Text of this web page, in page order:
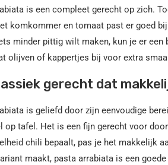
is een compleet gerecht op zich.
komkommer en tomaat past er goed
minder pittig wilt maken, kun je er
olijven of kappertjes bij voor extra
gerecht dat
is geliefd door zijn eenvoudige
op tafel. Het is een fijn gerecht voor
chili bepaalt, pas je het makkelijk
maakt, pasta arrabiata is een